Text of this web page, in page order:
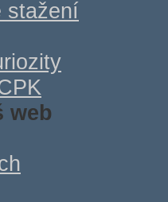
stažení
web